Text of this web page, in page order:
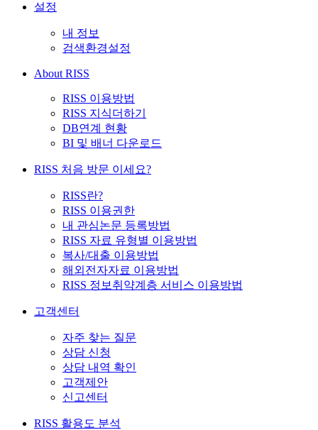
설정
내 정보
검색환경설정
About RISS
RISS 이용방법
RISS 지식더하기
DB연계 현황
BI 및 배너 다운로드
RISS 처음 방문 이세요?
RISS란?
RISS 이용권한
내 관심논문 등록방법
RISS 자료 유형별 이용방법
복사/대출 이용방법
해외전자자료 이용방법
RISS 정보취약계층 서비스 이용방법
고객센터
자주 찾는 질문
상담 신청
상담 내역 확인
고객제안
신고센터
RISS 활용도 분석